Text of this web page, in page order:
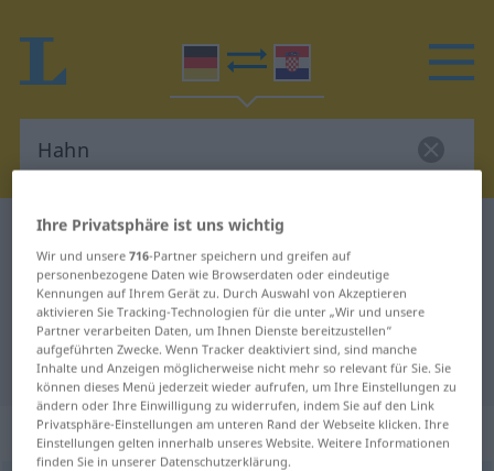
Deutsch-Kroatisch Wörterbuch
Deutsch-Kroatisch Übersetzung für
"Hahn"
"Hahn" Kroatisch Übersetzung
„Hahn“: Maskulinum
Ihre Privatsphäre ist uns wichtig
Wir und unsere716-Partner speichern und greifen auf
personenbezogene Daten wie Browserdaten oder eindeutige
Kennungen auf Ihrem Gerät zu. Durch Auswahl von Akzeptieren
aktivieren Sie Tracking-Technologien für die unter „Wir und unsere
Partner verarbeiten Daten, um Ihnen Dienste bereitzustellen“
aufgeführten Zwecke. Wenn Tracker deaktiviert sind, sind manche
Inhalte und Anzeigen möglicherweise nicht mehr so relevant für Sie. Sie
können dieses Menü jederzeit wieder aufrufen, um Ihre Einstellungen zu
ändern oder Ihre Einwilligung zu widerrufen, indem Sie auf den Link
Privatsphäre-Einstellungen am unteren Rand der Webseite klicken. Ihre
Einstellungen gelten innerhalb unseres Website. Weitere Informationen
finden Sie in unserer Datenschutzerklärung.